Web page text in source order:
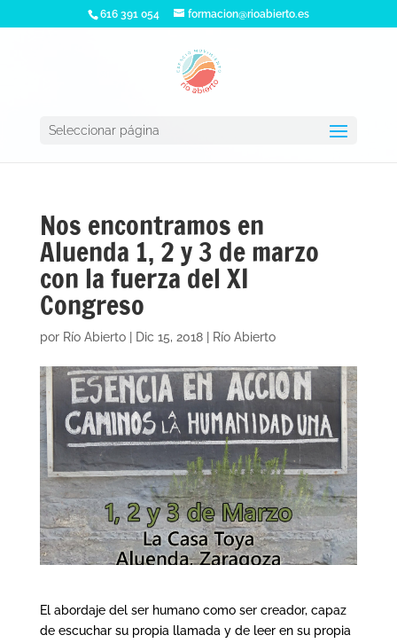
616 391 054 formacion@rioabierto.es
Seleccionar página
Nos encontramos en
Aluenda 1, 2 y 3 de marzo
con la fuerza del XI
Congreso
por Río Abierto| Dic 15, 2018| Río Abierto
El abordaje del ser humano como ser creador, capaz
de escuchar su propia llamada y de leer en su propia